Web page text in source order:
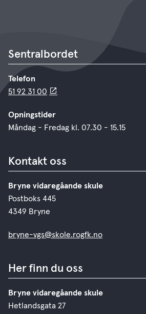
Sentralbordet
Telefon
51 92 31 00
Opningstider
Måndag - Fredag kl. 07.30 - 15.15
Kontakt oss
Bryne vidaregåande skule
Postboks 445
4349 Bryne
bryne-vgs@skole.rogfk.no
Her finn du oss
Bryne vidaregåande skule
Hetlandsgata 27